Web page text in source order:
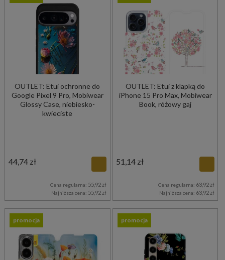
OUTLET: Etui ochronne do
Google Pixel 9 Pro, Mobiwear
Glossy Case, niebiesko-
kwieciste
44,74 zł
Cena regularna:55,92 zł
Najniższa cena:55,92 zł
OUTLET: Etui z klapką do
iPhone 15 Pro Max, Mobiwear
Book, różowy gaj
51,14 zł
Cena regularna: 63,92 zł
Najniższa cena: 63,92 zł
promocja promocja